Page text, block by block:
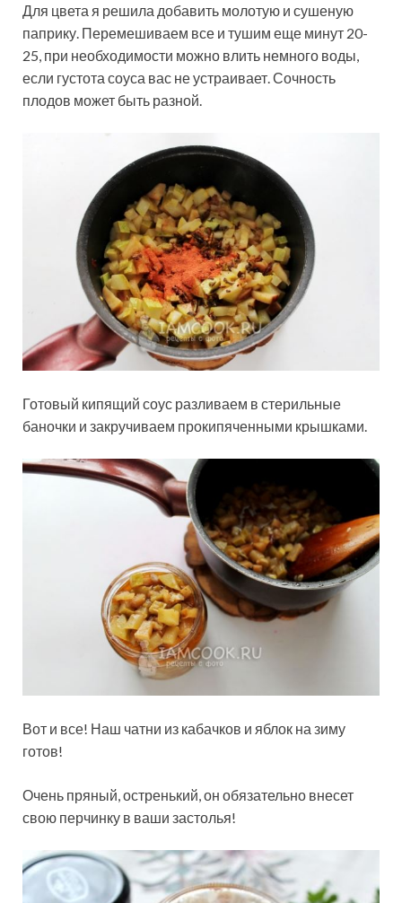
Для цвета я решила добавить молотую и сушеную
паприку. Перемешиваем все и тушим еще минут 20-
25, при необходимости можно влить немного воды,
если густота соуса вас не устраивает. Сочность
плодов может быть разной.
Готовый кипящий соус разливаем в стерильные
баночки и закручиваем прокипяченными крышками.
Вот и все! Наш чатни из кабачков и яблок на зиму
готов!
Очень пряный, остренький, он обязательно внесет
свою перчинку в ваши застолья!